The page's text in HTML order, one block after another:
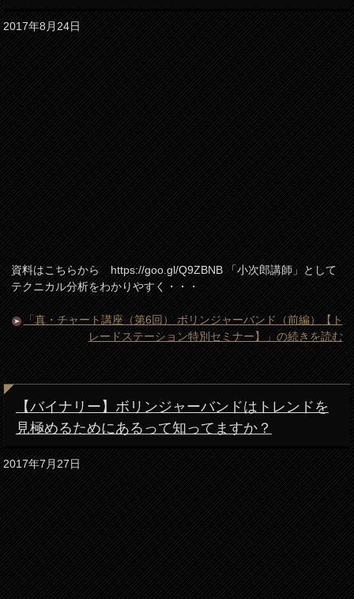
2017年8月24日
資料はこちらから https://goo.gl/Q9ZBNB 「小次郎講師」として
テクニカル分析をわかりやすく・・・
「真・チャート講座（第6回） ボリンジャーバンド（前編）【ト
レードステーション特別セミナー】」の続きを読む
【バイナリー】ボリンジャーバンドはトレンドを
見極めるためにあるって知ってますか？
2017年7月27日